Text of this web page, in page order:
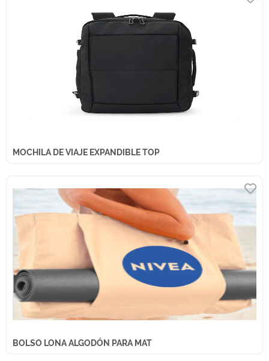
MOCHILA DE VIAJE EXPANDIBLE TOP
BOLSO LONA ALGODÓN PARA MAT